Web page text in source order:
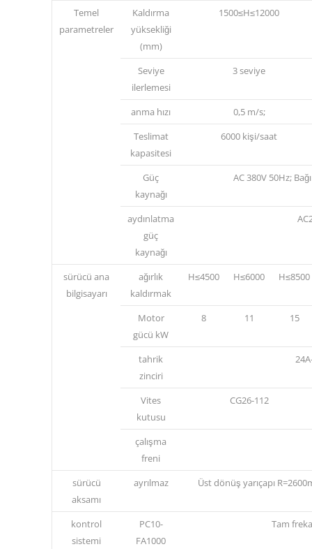
Temel
parametreler
Kaldırma
yüksekliği
(mm)
1500≤H≤12000
Seviye
ilerlemesi
3 seviye
anma hızı
0,5 m/s;
Teslimat
kapasitesi
6000 kişi/saat
Güç
kaynağı
AC 380V 50Hz;
aydınlatma
güç
kaynağı
sürücü ana
bilgisayarı
ağırlık
kaldırmak
H≤4500 H≤6000 H≤8500
Motor
gücü kW
8 11 15
tahrik
zinciri
Vites
kutusu
CG26-112
çalışma
freni
sürücü
aksamı
ayrılmaz Üst dönüş yarıçapı
kontrol
sistemi
PC10-
FA1000
Tam